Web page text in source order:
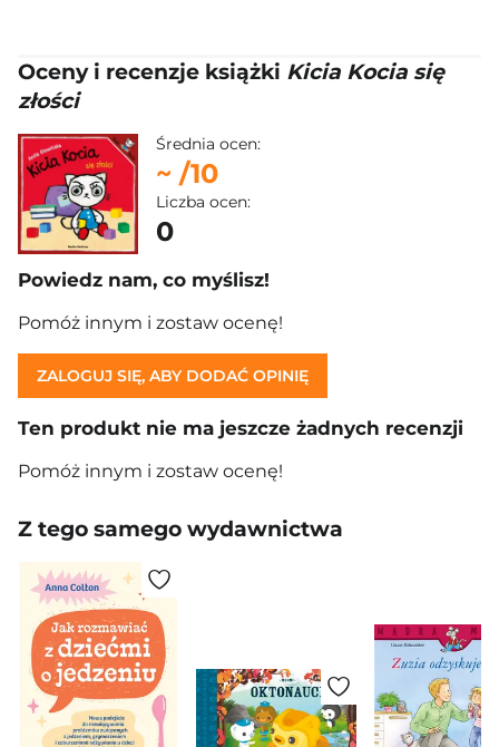
Oceny i recenzje książki Kicia Kocia się
złości
Średnia ocen:
~ /10
Liczba ocen:
0
Powiedz nam, co myślisz!
Pomóż innym i zostaw ocenę!
ZALOGUJ SIĘ, ABY DODAĆ OPINIĘ
Ten produkt nie ma jeszcze żadnych recenzji
Pomóż innym i zostaw ocenę!
Z tego samego wydawnictwa